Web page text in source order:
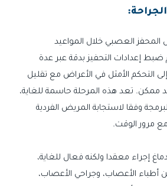
المحفز العصبي خلال المواعيد
ضبط إعدادات التحفيز بدقة عبر عدة
التحكم الأمثل في الأعراض مع تقليل
حد ممكن. تعد هذه المرحلة حاسمة للغاية،
وفقا لاستجابة المريض الفردية
مرور الوقت.
إجراء معقدا ولكنه فعال للغاية،
أطباء الأعصاب، وجراحي الأعصاب،